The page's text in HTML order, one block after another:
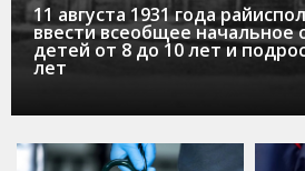
11 августа 1931 года
ввести всеобщее начальное
детей от 8 до 10 лет и
лет